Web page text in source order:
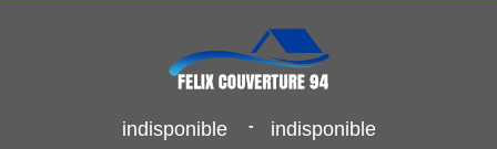
indisponible - indisponible